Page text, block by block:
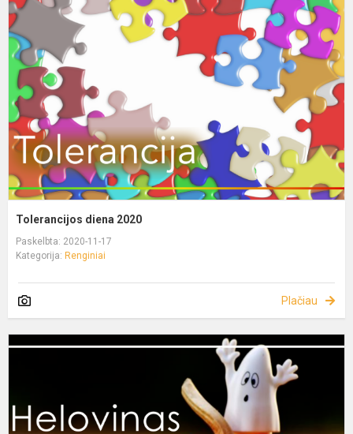
Tolerancijos diena 2020
Paskelbta: 2020-11-17
Kategorija: Renginiai
Plačiau